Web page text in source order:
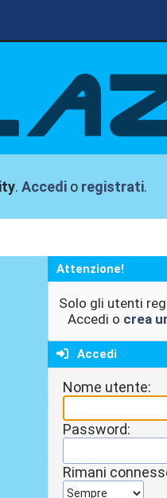
.Accedi o registrati.
Attenzione!
Solo gli utenti
Accedi o crea
Accedi
Nome utente:
Password:
Rimani